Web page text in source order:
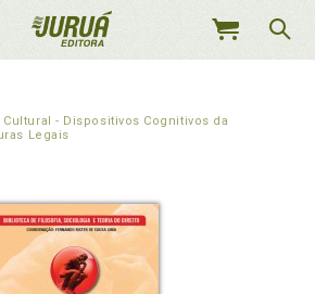
MEU
- Dispositivos Cognitivos da
Legais